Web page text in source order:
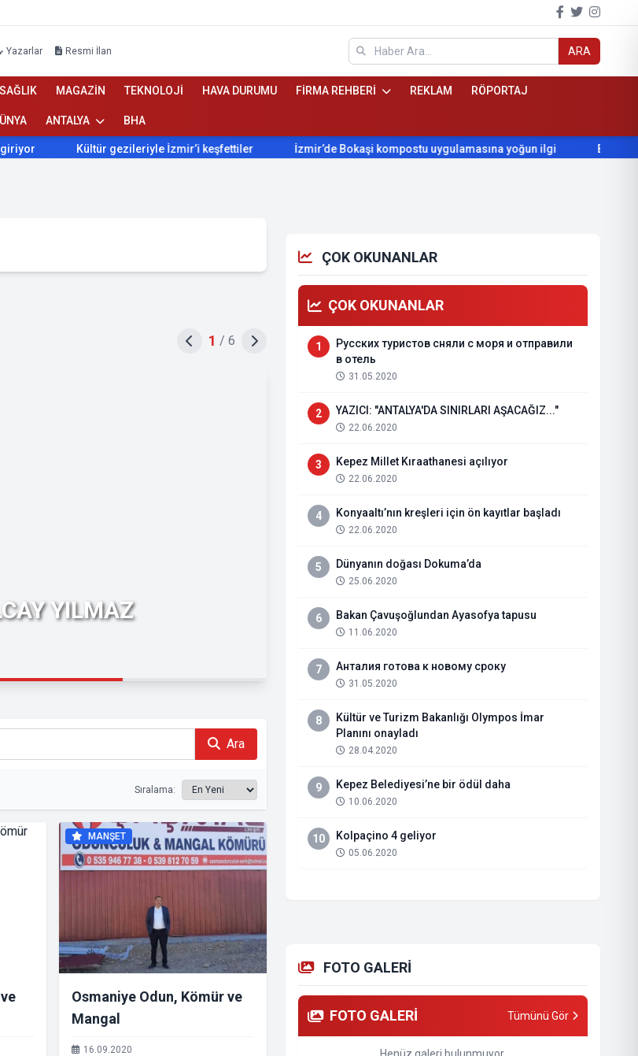
Yazarlar Resmi İlan ARA
SAĞLIK MAGAZİN TEKNOLOJİ HAVA DURUMU FİRMA REHBERİ REKLAM RÖPORTAJ
ANTALYA BHA
Kültür gezileriyle İzmir’i keşfettiler İzmir’de Bokaşi kompostu uygulamasına yoğun ilgi Beydağ’ın
1 / 6
YILMAZ Otellere Odun, Mangal ve Kömür
Ara
Sıralama:
MANŞET
Osmaniye Odun, Kömür ve
Mangal
16.09.2020
ÇOK OKUNANLAR
ÇOK OKUNANLAR
1
Русских туристов сняли с моря и отправили
в отель
31.05.2020
2 YAZICI: "ANTALYA'DA SINIRLARI AŞACAĞIZ..."
22.06.2020
3 Kepez Millet Kıraathanesi açılıyor
22.06.2020
4 Konyaaltı’nın kreşleri için ön kayıtlar başladı
22.06.2020
5 Dünyanın doğası Dokuma’da
25.06.2020
6 Bakan Çavuşoğlundan Ayasofya tapusu
11.06.2020
7 Анталия готова к новому сроку
31.05.2020
8
Kültür ve Turizm Bakanlığı Olympos İmar
Planını onayladı
28.04.2020
9 Kepez Belediyesi’ne bir ödül daha
10.06.2020
10 Kolpaçino 4 geliyor
05.06.2020
FOTO GALERİ
FOTO GALERİ Tümünü Gör